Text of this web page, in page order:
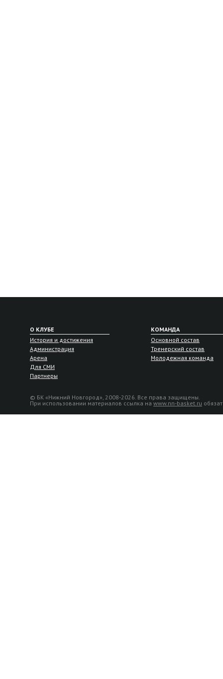
О КЛУБЕ
История и достижения
Администрация
Арена
Для СМИ
Партнеры
КОМАНДА
Основной состав
Тренерский состав
Молодежная команда
© БК «Нижний Новгород», 2008-2026. Все права защищены.
При использовании материалов ссылка на www.nn-basket.ru